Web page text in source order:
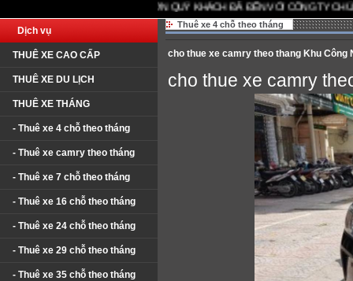
CẢM ƠN QUÝ KHÁCH ĐÃ ĐẾN VỚI CÔNG TY CHÚNG TÔI.
Dịch vụ
THUÊ XE CAO CẤP
THUÊ XE DU LỊCH
THUÊ XE THÁNG
- Thuê xe 4 chỗ theo tháng
- Thuê xe camry theo tháng
- Thuê xe 7 chỗ theo tháng
- Thuê xe 16 chỗ theo tháng
- Thuê xe 24 chỗ theo tháng
- Thuê xe 29 chỗ theo tháng
- Thuê xe 35 chỗ theo tháng
Thuê xe 4 chỗ theo tháng
cho thue xe camry theo thang Khu Công
cho thue xe camry